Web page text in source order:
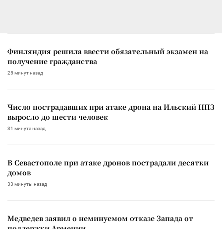
Финляндия решила ввести обязательный экзамен на
получение гражданства
25 минут назад
Число пострадавших при атаке дрона на Ильский НПЗ
выросло до шести человек
31 минута назад
В Севастополе при атаке дронов пострадали десятки
домов
33 минуты назад
Медведев заявил о неминуемом отказе Запада от